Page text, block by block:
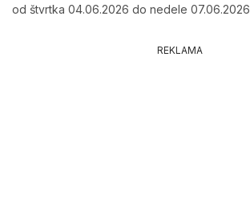
od štvrtka 04.06.2026 do nedele 07.06.2026
REKLAMA